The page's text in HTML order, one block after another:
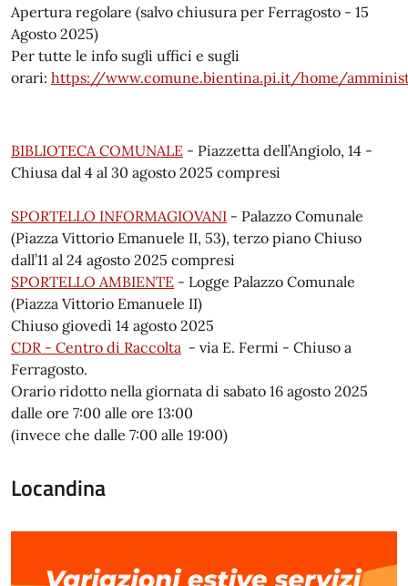
Apertura regolare (salvo chiusura per Ferragosto - 15
Agosto 2025)
Per tutte le info sugli uffici e sugli
orari: https://www.comune.bientina.pi.it/home/
BIBLIOTECA COMUNALE - Piazzetta dell’Angiolo, 14 -
Chiusa dal 4 al 30 agosto 2025 compresi
SPORTELLO INFORMAGIOVANI - Palazzo Comunale
(Piazza Vittorio Emanuele II, 53), terzo piano Chiuso
dall’11 al 24 agosto 2025 compresi
SPORTELLO AMBIENTE - Logge Palazzo Comunale
(Piazza Vittorio Emanuele II)
Chiuso giovedì 14 agosto 2025
CDR - Centro di Raccolta - via E. Fermi - Chiuso a
Ferragosto.
Orario ridotto nella giornata di sabato 16 agosto 2025
dalle ore 7:00 alle ore 13:00
(invece che dalle 7:00 alle 19:00)
Locandina